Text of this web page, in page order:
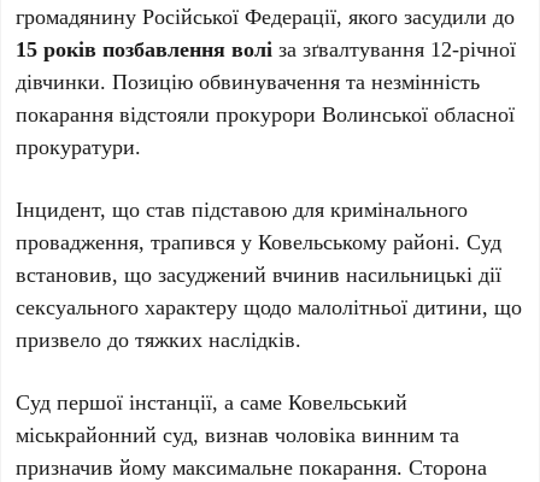
громадянину Російської Федерації, якого засудили до
15 років позбавлення волі за зґвалтування 12-річної
дівчинки. Позицію обвинувачення та незмінність
покарання відстояли прокурори Волинської обласної
прокуратури.
Інцидент, що став підставою для кримінального
провадження, трапився у Ковельському районі. Суд
встановив, що засуджений вчинив насильницькі дії
сексуального характеру щодо малолітньої дитини, що
призвело до тяжких наслідків.
Суд першої інстанції, а саме Ковельський
міськрайонний суд, визнав чоловіка винним та
призначив йому максимальне покарання. Сторона